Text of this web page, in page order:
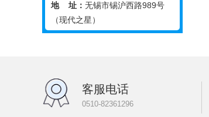
地 址： 无锡市锡沪西路989号
（现代之星）
客服电话
0510-82361296